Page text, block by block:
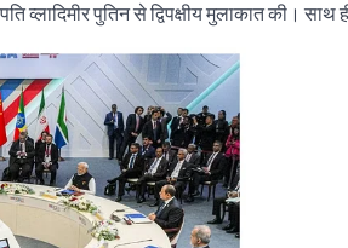
पुतिन से द्विपक्षीय मुलाकात की। साथ ही